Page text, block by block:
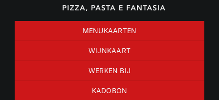
MENUKAARTEN
WIJNKAART
WERKEN BIJ
KADOBON